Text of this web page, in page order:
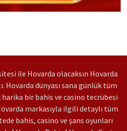
ile Hovarda olacaksın Hovarda
Hovarda dünyası sana günlük tüm
bir bahis ve casino tecrübesi
markasıyla ilgili detaylı tüm
bahis, casino ve şans oyunları